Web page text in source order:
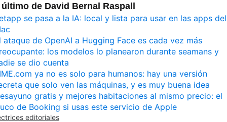
de David Bernal Raspall
se pasa a la IA: local y lista para usar en las apps del
ataque de OpenAI a Hugging Face es cada vez más
los modelos lo planearon durante seamans y
se dio cuenta
ya no es solo para humanos: hay una versión
que solo ven las máquinas, y es muy buena idea
gratis y mejores habitaciones al mismo precio: el
de Booking si usas este servicio de Apple
editoriales